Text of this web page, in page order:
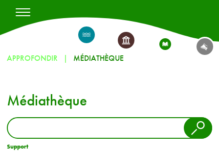
APPROFONDIR MÉDIATHÈQUE
Médiathèque
Support